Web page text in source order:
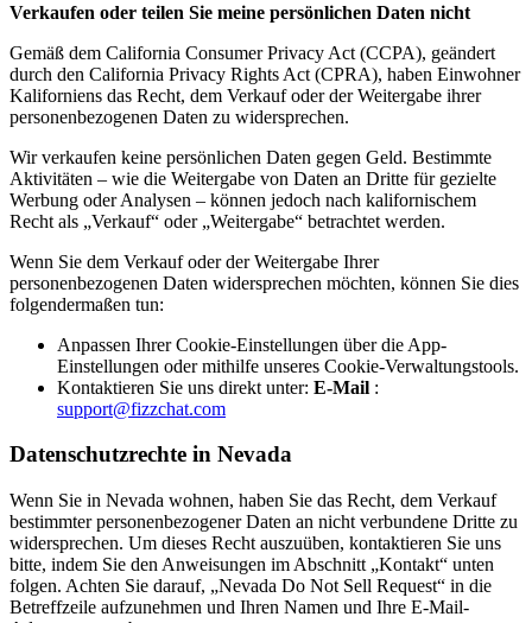
Verkaufen oder teilen Sie meine persönlichen Daten nicht
Gemäß dem California Consumer Privacy Act (CCPA), geändert
durch den California Privacy Rights Act (CPRA), haben Einwohner
Kaliforniens das Recht, dem Verkauf oder der Weitergabe ihrer
personenbezogenen Daten zu widersprechen.
Wir verkaufen keine persönlichen Daten gegen Geld. Bestimmte
Aktivitäten – wie die Weitergabe von Daten an Dritte für gezielte
Werbung oder Analysen – können jedoch nach kalifornischem
Recht als „Verkauf“ oder „Weitergabe“ betrachtet werden.
Wenn Sie dem Verkauf oder der Weitergabe Ihrer
personenbezogenen Daten widersprechen möchten, können Sie dies
folgendermaßen tun:
Anpassen Ihrer Cookie-Einstellungen über die App-
Einstellungen oder mithilfe unseres Cookie-Verwaltungstools.
Kontaktieren Sie uns direkt unter: E-Mail :
support@fizzchat.com
Datenschutzrechte in Nevada
Wenn Sie in Nevada wohnen, haben Sie das Recht, dem Verkauf
bestimmter personenbezogener Daten an nicht verbundene Dritte zu
widersprechen. Um dieses Recht auszuüben, kontaktieren Sie uns
bitte, indem Sie den Anweisungen im Abschnitt „Kontakt“ unten
folgen. Achten Sie darauf, „Nevada Do Not Sell Request“ in die
Betreffzeile aufzunehmen und Ihren Namen und Ihre E-Mail-